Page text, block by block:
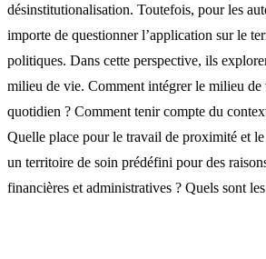
désinstitutionalisation. Toutefois, pour les
importe de questionner l’application sur le
politiques. Dans cette perspective, ils
milieu de vie. Comment intégrer le milieu de
quotidien ? Comment tenir compte du
Quelle place pour le travail de proximité et
un territoire de soin prédéfini pour des
financières et administratives ? Quels sont